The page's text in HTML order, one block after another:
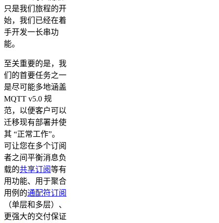
只是我们旅程的开
始，我们已经在着
手开发一长串功
能。
至关重要的是，我
们的首要任务之一
是尽可能多地涵盖
MQTT v5.0 规
范，以便客户可以
迁移现有部署并使
其 “正常工作”。
可让您在多个订阅
者之间平衡消息负
载的共享订阅等有
用功能、用于聚合
用例的通配符订阅
（单层和多层）、
更强大的交付保证